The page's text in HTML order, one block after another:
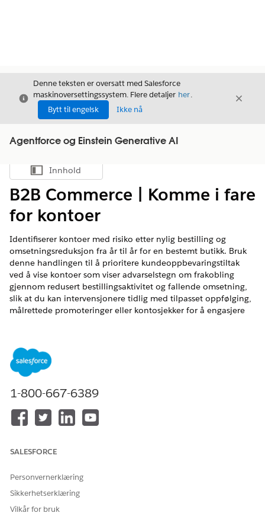
Avslutt
Denne teksten er oversatt med Salesforce
maskinoversettingssystem. Flere detaljer her.
Bytt til engelsk
Ikke nå
Avslutt
Agentforce og Einstein Generative AI
Vis innholdsfortegnelse
Innhold
B2B Commerce | Komme i fare
for kontoer
Identifiserer kontoer med risiko etter nylig bestilling og
omsetningsreduksjon fra år til år for en bestemt butikk. Bruk
denne handlingen til å prioritere kundeoppbevaringstiltak
ved å vise kontoer som viser advarselstegn om frakobling
gjennom redusert bestillingsaktivitet og fallende omsetning,
slik at du kan intervensjonere tidlig med tilpasset oppfølging,
målrettede promoteringer eller kontosjekker for å engasjere
Salesforce Data Cloud.
NØDVENDIGE UTGAVER
Tilgjengelig i Lightning Experience
Tilgjengelig iEnterprise
Developer
Edition med fundamenter, eller
BRUKERTILLATELSE
SeGenerell brukertilgang for standard agenthandlinger
1-800-667-6389
SALESFORCE
Personvernerklæring
Sikkerhetserklæring
Vilkår for bruk